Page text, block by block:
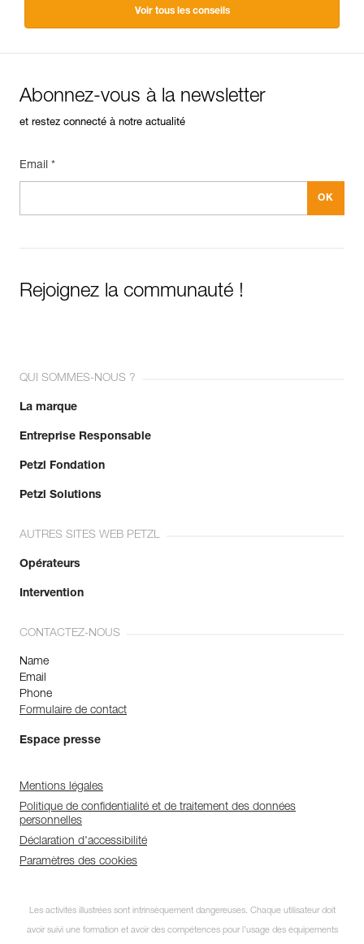
Voir tous les conseils
Abonnez-vous à la newsletter
et restez connecté à notre actualité
Email *
Rejoignez la communauté !
QUI SOMMES-NOUS ?
La marque
Entreprise Responsable
Petzl Fondation
Petzl Solutions
AUTRES SITES WEB PETZL
Opérateurs
Intervention
CONTACTEZ-NOUS
Name
Email
Phone
Formulaire de contact
Espace presse
Mentions légales
Politique de confidentialité et de traitement des données
personnelles
Déclaration d'accessibilité
Paramètres des cookies
Les activités illustrées sont intrinsèquement dangereuses. Chaque utilisateur doit
avoir suivi une formation et avoir des compétences pour l’usage des équipements